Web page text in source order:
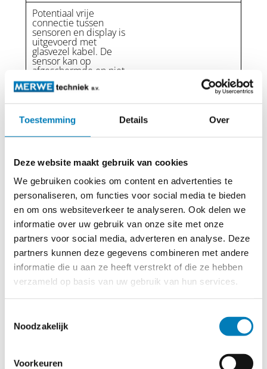
Toestemming Details Over
Deze website maakt gebruik van cookies
We gebruiken cookies om content en advertenties te
personaliseren, om functies voor social media te bieden
en om ons websiteverkeer te analyseren. Ook delen we
informatie over uw gebruik van onze site met onze
partners voor social media, adverteren en analyse. Deze
partners kunnen deze gegevens combineren met andere
informatie die u aan ze heeft verstrekt of die ze hebben
verzameld op basis van uw gebruik van hun services.
Noodzakelijk
Voorkeuren
Potentiaal vrije
connectie tussen
sensoren en display is
uitgevoerd met
glasvezel kabel. De
sensor kan op
afgeschermde en niet
afgeschermde kabels
gemonteerd worden.
TypeMF-S
display is een
kabelverbinding.
De sensoren mogen
alleen op
afgeschermde kabels
gemonteerd worden.
Bestelnummers
Type MF-L
25.20.10
Type MF-L